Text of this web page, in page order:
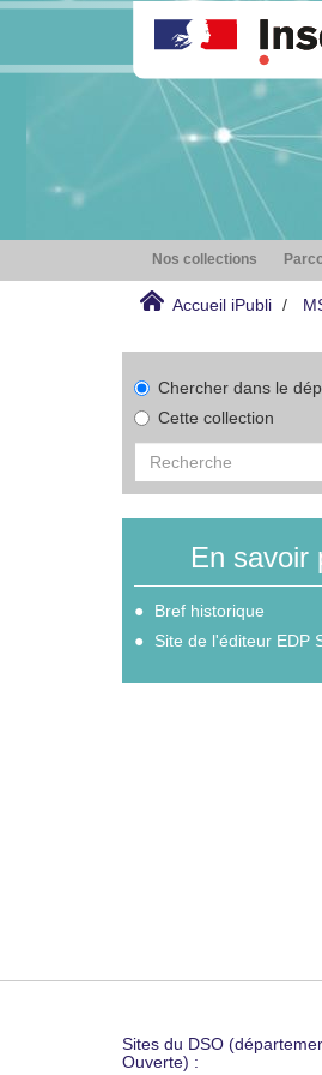
Nos collections
Accueil iPubli
Chercher dans le
Cette collection
En savoir
Bref historique
Site de l'éditeur EDP
Sites du DSO
Ouverte) :